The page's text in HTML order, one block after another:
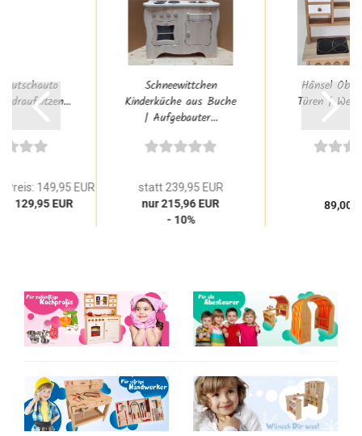
draufsitzen...
149,95 EUR
129,95 EUR
Schneewittchen
Kinderküche aus Buche
| Aufgebauter...
statt 239,95 EUR
nur 215,96 EUR
- 10%
Hänsel
Türen |
89,00